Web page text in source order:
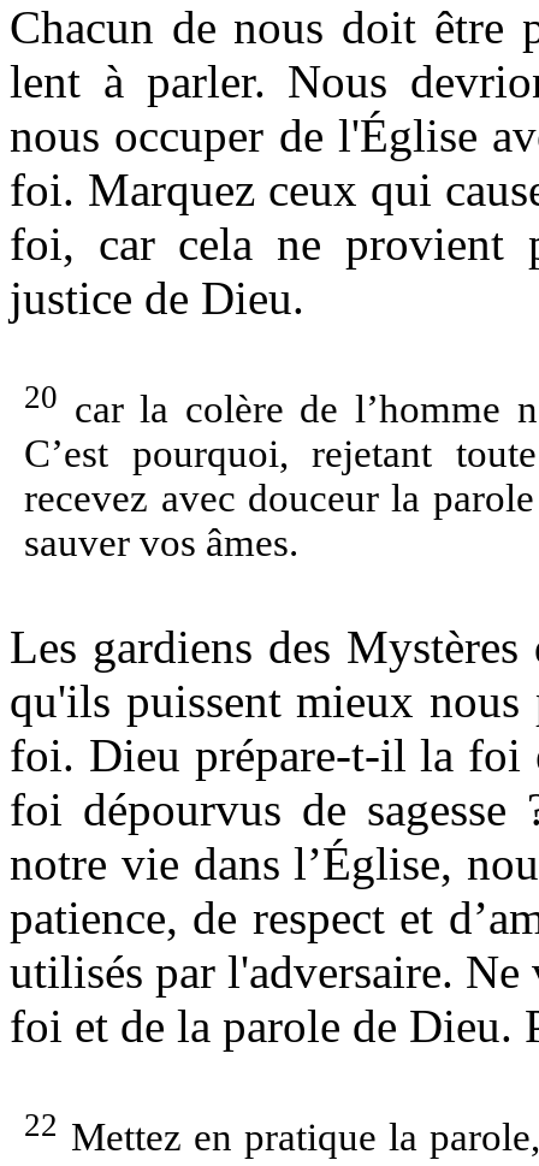
Chacun de nous doit être
lent à parler. Nous
nous occuper de l'Église
foi. Marquez ceux qui
foi, car cela ne provient
justice de Dieu.
20 car la colère de l’homme
C’est pourquoi, rejetant
recevez avec douceur la
sauver vos âmes.
Les gardiens des
qu'ils puissent mieux
foi. Dieu prépare-t-il la foi
foi dépourvus de
notre vie dans l’Église,
patience, de respect et
utilisés par l'adversaire. Ne
foi et de la parole de Dieu.
22 Mettez en pratique la